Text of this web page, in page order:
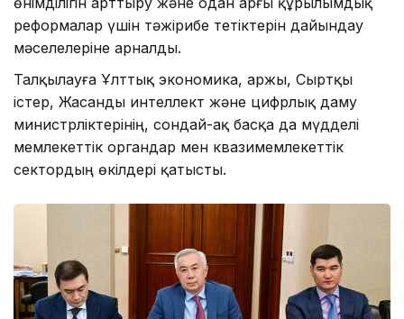
реформалар үшін тәжірибе тетіктерін дайындау
мәселелеріне арналды.
Талқылауға Ұлттық экономика, Қаржы, Сыртқы
істер, Жасанды интеллект және цифрлық даму
министрліктерінің, сондай-ақ басқа да мүдделі
мемлекеттік органдар мен квазимемлекеттік
сектордың өкілдері қатысты.